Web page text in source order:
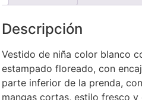
Descripción
Vestido de niña color blanco
estampado floreado, con
parte inferior de la prenda,
mangas cortas, estilo fresco